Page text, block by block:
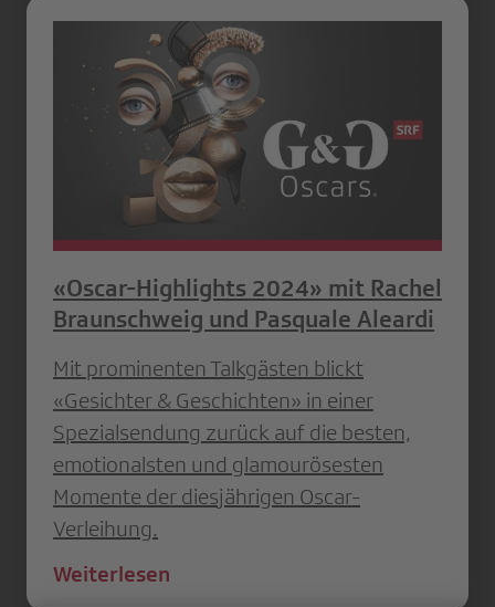
«Oscar-Highlights 2024» mit Rachel
Braunschweig und Pasquale Aleardi
Mit prominenten Talkgästen blickt
«Gesichter & Geschichten» in einer
Spezialsendung zurück auf die besten,
emotionalsten und glamourösesten
Momente der diesjährigen Oscar-
Verleihung.
Weiterlesen